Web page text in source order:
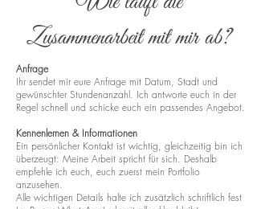
Zusammenarbeit mit mir ab?
Anfrage
Ihr sendet mir eure Anfrage mit Datum, Stadt und
gewünschter Stundenanzahl. Ich antworte euch in der
Regel schnell und schicke euch ein passendes Angebot.
Kennenlernen & Informationen
Ein persönlicher Kontakt ist wichtig, gleichzeitig bin ich
überzeugt: Meine Arbeit spricht für sich. Deshalb
empfehle ich euch, euch zuerst mein Portfolio
anzusehen.
Alle wichtigen Details halte ich zusätzlich schriftlich fest